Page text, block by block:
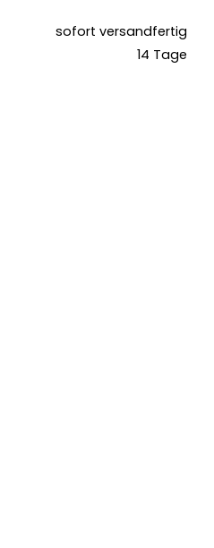
sofort versandfertig
14 Tage